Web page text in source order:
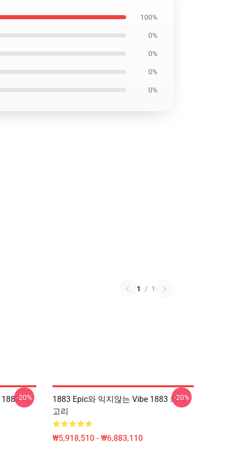
100%
0%
0%
0%
0%
1 / 1
카
-20%
1883 Epic와 익지않는 Vibe 1883 카테
고리
₩5,918,510 - ₩6,883,110
-20%